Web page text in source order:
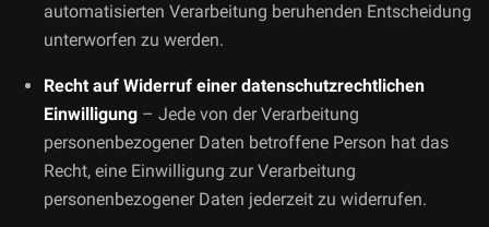
automatisierten Verarbeitung beruhenden Entscheidung
unterworfen zu werden.
Recht auf Widerruf einer datenschutzrechtlichen
Einwilligung – Jede von der Verarbeitung
personenbezogener Daten betroffene Person hat das
Recht, eine Einwilligung zur Verarbeitung
personenbezogener Daten jederzeit zu widerrufen.